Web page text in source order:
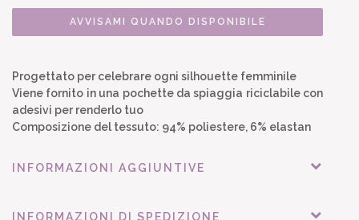
AVVISAMI QUANDO DISPONIBILE
Progettato per celebrare ogni silhouette femminile
Viene fornito in una pochette da spiaggia riciclabile con
adesivi per renderlo tuo
Composizione del tessuto: 94% poliestere, 6% elastan
INFORMAZIONI AGGIUNTIVE
INFORMAZIONI DI SPEDIZIONE